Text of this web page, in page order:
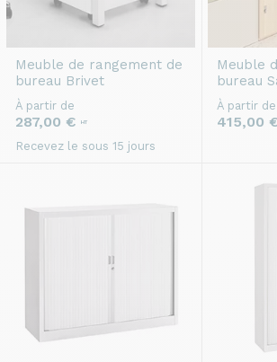
Meuble de rangement de
bureau Brivet
À partir de
287,00 € HT
Recevez le sous 15 jours
Meuble
bureau
À partir de
415,00